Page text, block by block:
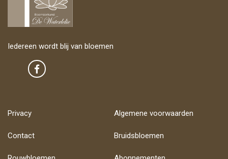
Iedereen wordt blij van bloemen
Privacy Algemene voorwaarden
Contact Bruidsbloemen